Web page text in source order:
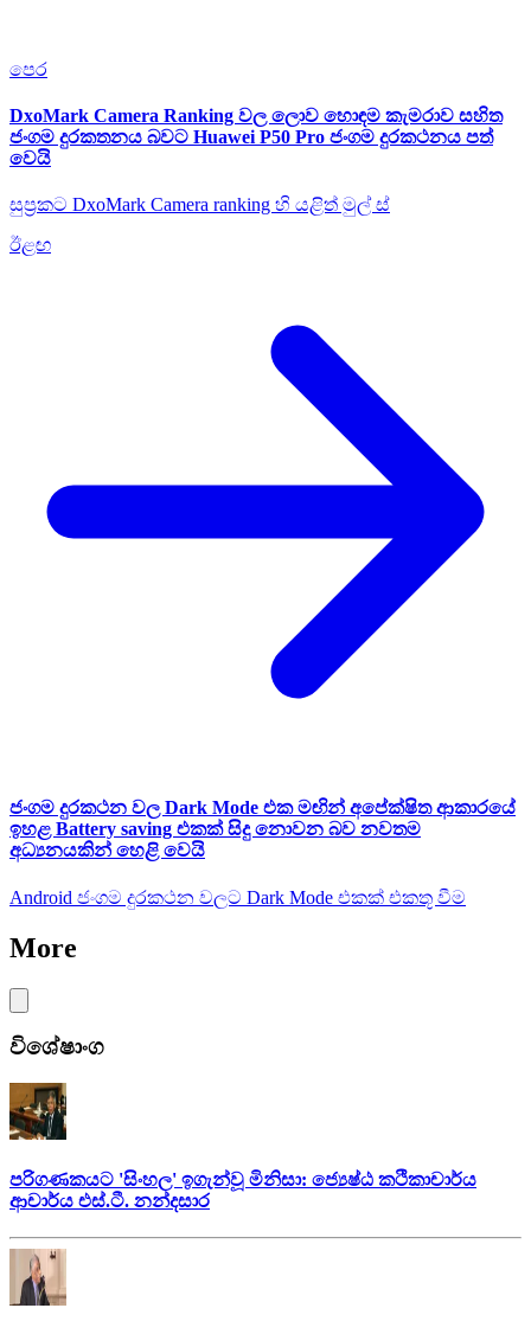
පෙර
DxoMark Camera Ranking වල ලොව හොඳම කැමරාව සහිත
ජංගම දුරකතනය බවට Huawei P50 Pro ජංගම දුරකථනය පත්
වෙයි
සුප්‍රකට DxoMark Camera ranking හි යළිත් මුල් ස්
ඊළඟ
ජංගම දුරකථන වල Dark Mode එක මඟින් අපේක්ෂිත ආකාරයේ
ඉහළ Battery saving එකක් සිදු නොවන බව නවතම
අධ්‍යනයකින් හෙළි වෙයි
Android ජංගම දුරකථන වලට Dark Mode එකක් එකතූ වීම
More
විශේෂාංග
පරිගණකයට 'සිංහල' ඉගැන්වූ මිනිසා: ජ්‍යෙෂ්ඨ කථිකාචාර්ය
ආචාර්ය එස්.ටී. නන්දසාර